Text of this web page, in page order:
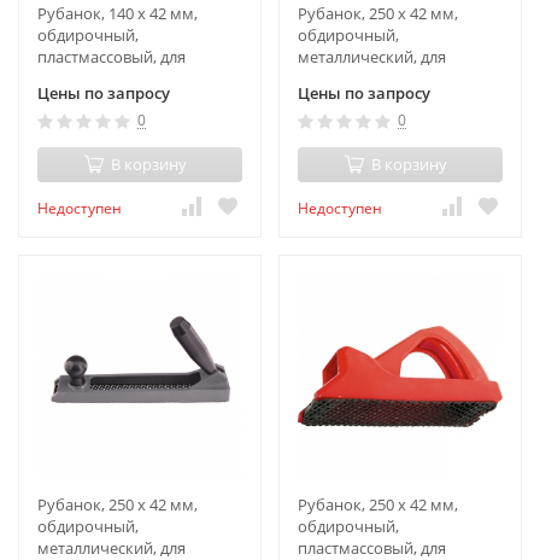
Рубанок, 140 х 42 мм,
обдирочный,
пластмассовый, для
Цены по запросу
0
В корзину
Недоступен
Рубанок, 250 х 42 мм,
обдирочный,
металлический, для
Цены по запросу
0
В корзину
Недоступен
Рубанок, 250 х 42 мм,
обдирочный,
металлический, для
Рубанок, 250 х 42 мм,
обдирочный,
пластмассовый, для